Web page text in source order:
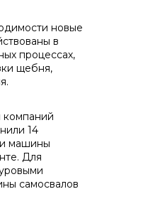
новые
в
процессах,
щебня,
компаний
14
машины
Для
самосвалов